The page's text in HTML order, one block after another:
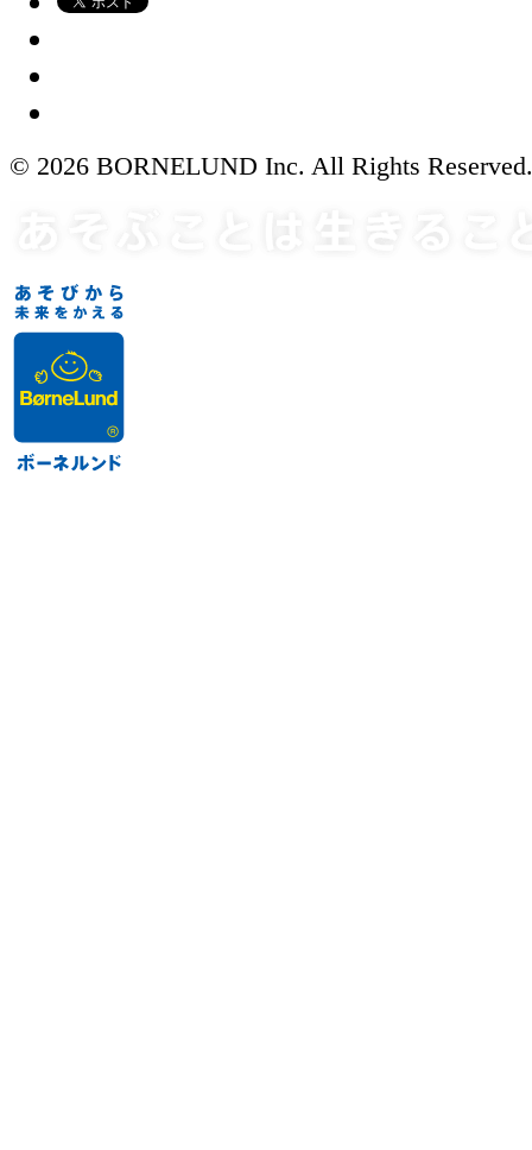
© 2026 BORNELUND Inc. All Rights Reserved.